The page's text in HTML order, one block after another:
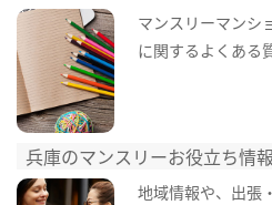
マンスリーマンシ
に関するよくある
兵庫のマンスリーお役立ち情報
地域情報や、出張